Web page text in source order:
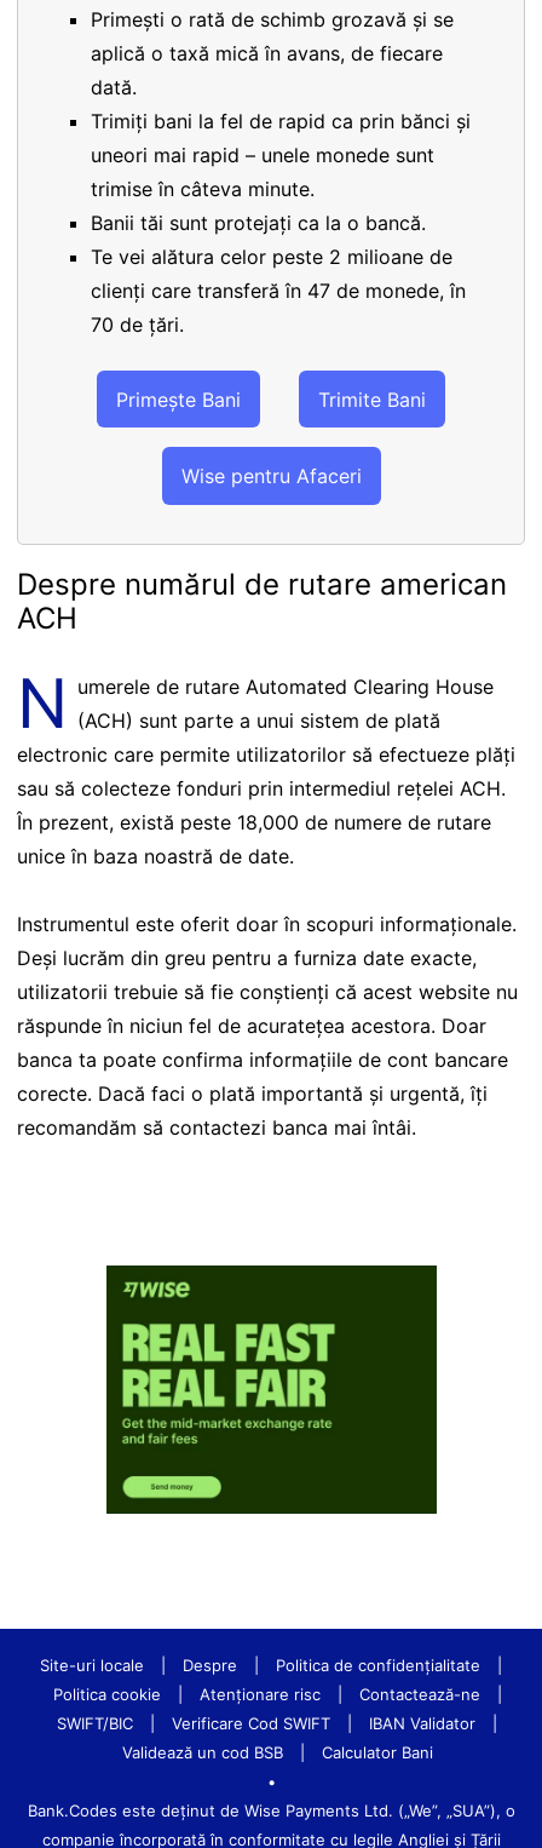
Primești o rată de schimb grozavă și se
aplică o taxă mică în avans, de fiecare
dată.
Trimiți bani la fel de rapid ca prin bănci și
uneori mai rapid – unele monede sunt
trimise în câteva minute.
Banii tăi sunt protejați ca la o bancă.
Te vei alătura celor peste 2 milioane de
clienți care transferă în 47 de monede, în
70 de țări.
Primește Bani Trimite Bani
Wise pentru Afaceri
Despre numărul de rutare american
ACH
N
umerele de rutare Automated Clearing House
(ACH) sunt parte a unui sistem de plată
electronic care permite utilizatorilor să efectueze plăți
sau să colecteze fonduri prin intermediul rețelei ACH.
În prezent, există peste 18,000 de numere de rutare
unice în baza noastră de date.
Instrumentul este oferit doar în scopuri informaționale.
Deși lucrăm din greu pentru a furniza date exacte,
utilizatorii trebuie să fie conștienți că acest website nu
răspunde în niciun fel de acuratețea acestora. Doar
banca ta poate confirma informațiile de cont bancare
corecte. Dacă faci o plată importantă și urgentă, îți
recomandăm să contactezi banca mai întâi.
Site-uri locale Despre Politica de confidenţialitate
Politica cookie
Atenționare risc Contactează-ne
SWIFT/BIC
Verificare Cod SWIFT IBAN Validator
Validează un cod BSB
Calculator Bani
•
Bank.Codes este deținut de Wise Payments Ltd. („We”, „SUA”), o
companie încorporată în conformitate cu legile Angliei și Țării